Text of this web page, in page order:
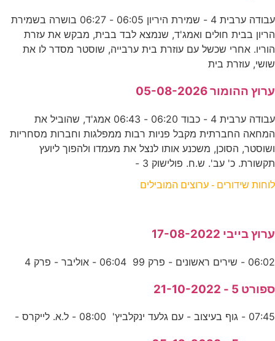
עבודה ערבית 4 - שמירת היריון 06:05 - 06:27 בושרה בשמירת
הריון בבית חולים ואמג'ד, שנמצא לבד בבית, מבקש את עזרת
הוריו. אחרי שכשל עם עוזרת בית ערבייה, שוסטר מסדר לו את
שושי, עוזרת בית
ערוץ ההומור 05-08-2026
עבודה ערבית 4 - כבוד 06:20 - 06:43 אמג'ד, שהוביל את
המחאה החברתית מקבל פניות רבות ממפלגות וחברות מסחריות
ושוסטר, הסוכן, משכנע אותו לנצל את מעמדו ולהפוך ליועץ
תקשורת. כ' עב'. ש.ח. פולישוק 3 -
לוחות שידורים - ערוצים המובילים
ערוץ בייבי 17-08-2022
06:02 - שירים ראשונים - פרק 99 06:04 - אוליבר - פרק 4
ספורט 5 - 21-10-2022
07:45 - גוף בעיצוב - עם גלעד ינקלביץ' 08:00 - ל.א. לייקרס -